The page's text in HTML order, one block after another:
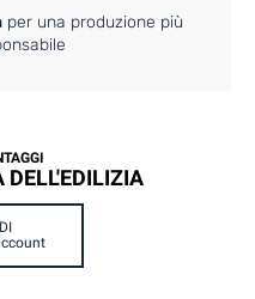
per una produzione più
DELL'EDILIZIA